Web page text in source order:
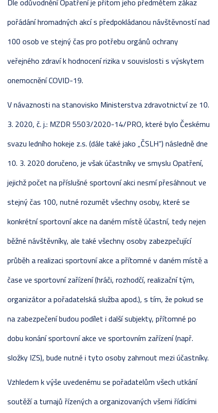
Dle odůvodnění Opatření je přitom jeho předmětem zákaz
pořádání hromadných akcí s předpokládanou návštěvností nad
100 osob ve stejný čas pro potřebu orgánů ochrany
veřejného zdraví k hodnocení rizika v souvislosti s výskytem
onemocnění COVID-19.
V návaznosti na stanovisko Ministerstva zdravotnictví ze 10.
3. 2020, č. j.: MZDR 5503/2020-14/PRO, které bylo Českému
svazu ledního hokeje z.s. (dále také jako „ČSLH“) následně dne
10. 3. 2020 doručeno, je však účastníky ve smyslu Opatření,
jejichž počet na příslušné sportovní akci nesmí přesáhnout ve
stejný čas 100, nutné rozumět všechny osoby, které se
konkrétní sportovní akce na daném místě účastní, tedy nejen
běžné návštěvníky, ale také všechny osoby zabezpečující
průběh a realizaci sportovní akce a přítomné v daném místě a
čase ve sportovní zařízení (hráči, rozhodčí, realizační tým,
organizátor a pořadatelská služba apod.), s tím, že pokud se
na zabezpečení budou podílet i další subjekty, přítomné po
dobu konání sportovní akce ve sportovním zařízení (např.
složky IZS), bude nutné i tyto osoby zahrnout mezi účastníky.
Vzhledem k výše uvedenému se pořadatelům všech utkání
soutěží a turnajů řízených a organizovaných všemi řídícími